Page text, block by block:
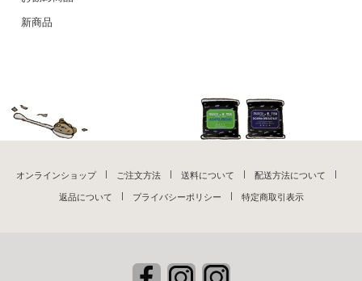
新商品
オンラインショップ ご注文方法 送料について 配送方法について
返品について プライバシーポリシー 特定商取引表示